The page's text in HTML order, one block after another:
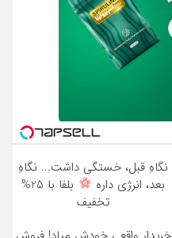
نگاهِ قبل، خستگی داشت... نگاهِ
بعد، انرژی داره
بلفا با 25%
تخفیف